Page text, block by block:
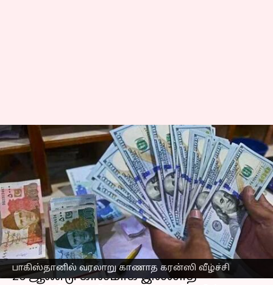
பாகிஸ்தானில் வரலாறு காணாத கரன்ஸி வீழ்ச்சி
ஒரே நாளில் வரலாறு
காணாத கரன்ஸி
வீழ்ச்சியை கண்ட
பாகிஸ்தான்!
எழுதியவர் Siranjeevi Jan 28, 2023 06:34 pm
செய்தி முன்னோட்டம்
20 ஆண்டு காலமாக இல்லாத